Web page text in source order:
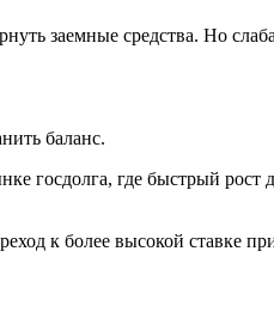
заемные средства. Но
баланс.
госдолга, где быстрый рост
к более высокой ставке